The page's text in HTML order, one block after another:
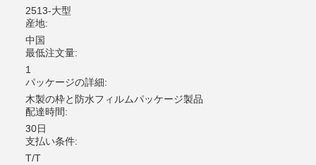
2513-大型
産地:
中国
最低注文量:
1
パッケージの詳細:
木製の枠と防水フィルムパッケージ製品
配達時間:
30日
支払い条件:
T/T